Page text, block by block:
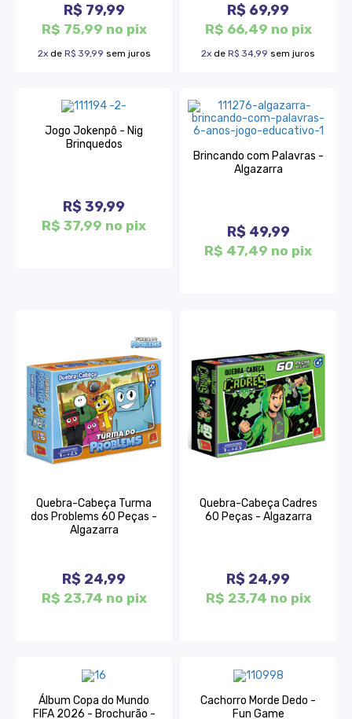
R$ 79,99
R$ 75,99 no pix
2xde R$ 39,99 sem juros
R$ 69,99
R$ 66,49 no pix
2x de R$ 34,99 sem juros
Jogo Jokenpô - Nig
Brinquedos
R$ 39,99
R$ 37,99 no pix
Brincando com Palavras -
Algazarra
R$ 49,99
R$ 47,49 no pix
Quebra-Cabeça Turma
dos Problems 60 Peças -
Algazarra
R$ 24,99
R$ 23,74 no pix
Quebra-Cabeça Cadres
60 Peças - Algazarra
R$ 24,99
R$ 23,74 no pix
Álbum Copa do Mundo
FIFA 2026 - Brochurão -
Cachorro Morde Dedo -
Fun Game